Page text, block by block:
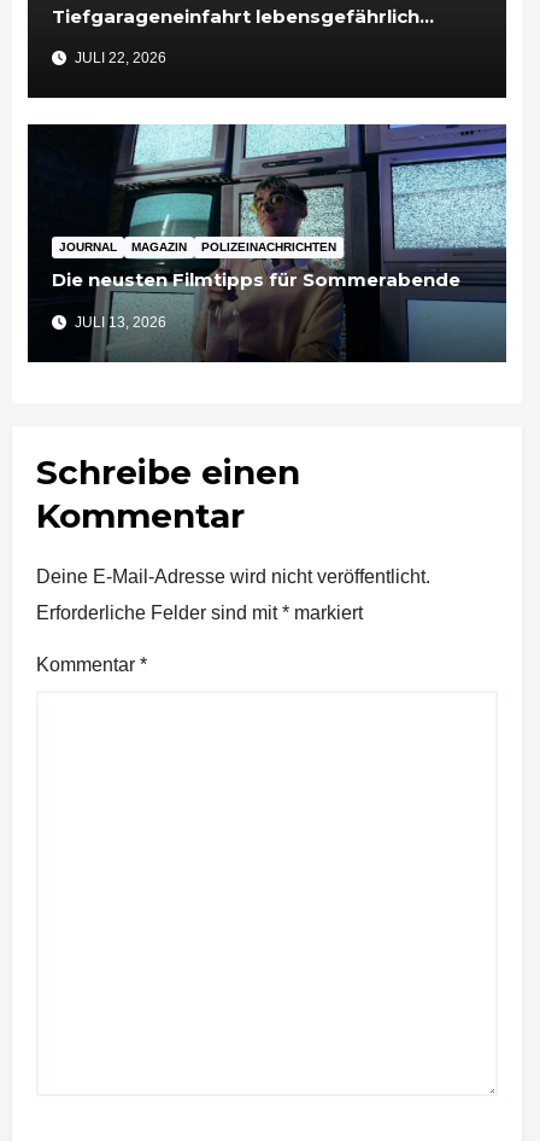
Tiefgarageneinfahrt lebensgefährlich
verletzt
JULI 22, 2026
JOURNAL MAGAZIN POLIZEINACHRICHTEN
Die neusten Filmtipps für Sommerabende
JULI 13, 2026
Schreibe einen
Kommentar
Deine E-Mail-Adresse wird nicht veröffentlicht.
Erforderliche Felder sind mit* markiert
Kommentar *